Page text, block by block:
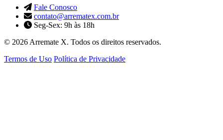
Fale Conosco
contato@arrematex.com.br
Seg-Sex: 9h às 18h
© 2026 Arremate X. Todos os direitos reservados.
Termos de Uso Política de Privacidade